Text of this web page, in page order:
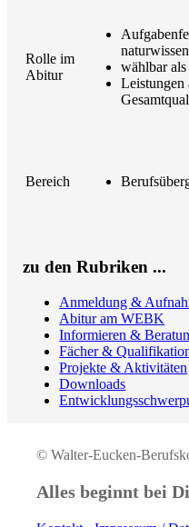
Rolle im
Abitur
wählbar
Leistungen
Bereich
zu den Rubriken ...
Anmeldung &
Abitur am WEBK
Informieren &
Fächer &
Projekte & Aktivitäten
Downloads
© Walter-Eucken-
Alles beginnt bei